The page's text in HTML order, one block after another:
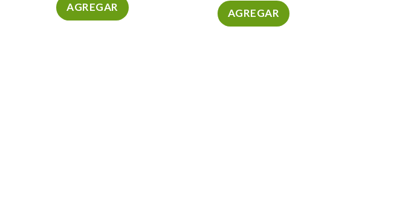
AGREGAR AGREGAR